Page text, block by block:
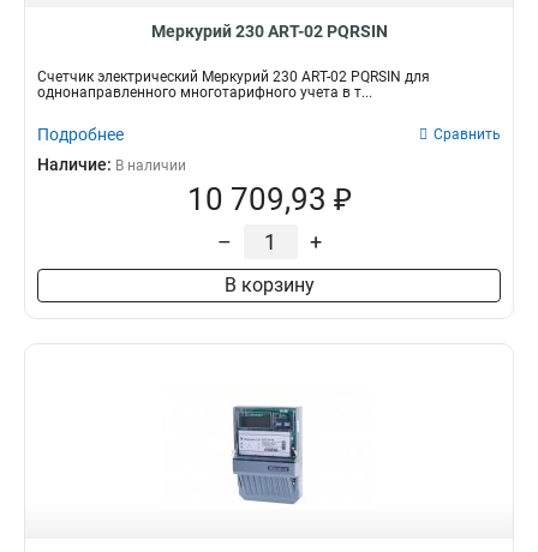
Меркурий 230 АRT-02 PQRSIN
Счетчик электрический Меркурий 230 АRT-02 PQRSIN для
однонаправленного многотарифного учета в т...
Подробнее Сравнить
Наличие: В наличии
10 709,93 ₽
– +
В корзину